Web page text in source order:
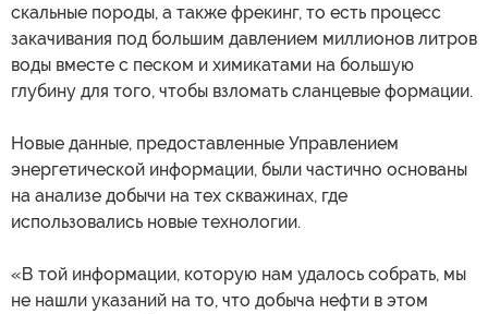
скальные породы, а также фрекинг, то есть процесс
закачивания под большим давлением миллионов литров
воды вместе с песком и химикатами на большую
глубину для того, чтобы взломать сланцевые формации.
Новые данные, предоставленные Управлением
энергетической информации, были частично основаны
на анализе добычи на тех скважинах, где
использовались новые технологии.
«В той информации, которую нам удалось собрать, мы
не нашли указаний на то, что добыча нефти в этом